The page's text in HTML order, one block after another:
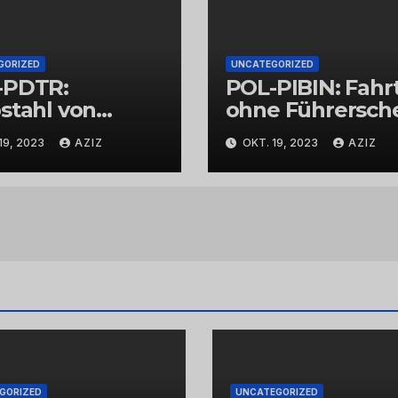
von
2023 AZIZ
UNCATEGORIZED
POL-PIBIN:
ohne
und unter
von Drogen
OKT. 19, 2023 AZIZ
UNCATEGORIZED